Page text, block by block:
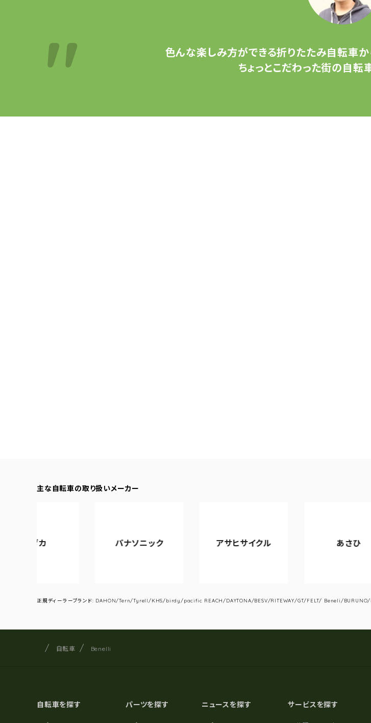
色んな楽しみ方ができる折りたたみ自転車か
ちょっとこだわった街の自転
主な自転車の取り扱いメーカー
パナソニック アサヒサイクル
正規ディーラーブランド: DAHON/Tern/Tyrell/KHS/birdy/pacific REACH/DAYTONA/BESV/RITEWAY/GT/FELT/ Beneli/
サイト内の現在地
サイクルショップナカゴヤ
自転車 Benelli
自転車を探す パーツを探す ニュースを探す サービスを探す